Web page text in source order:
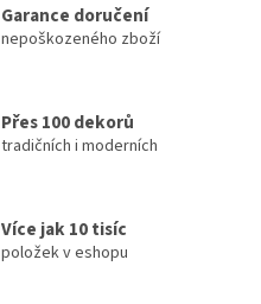
Garance doručení
nepoškozeného zboží
Přes 100 dekorů
tradičních i moderních
Více jak 10 tisíc
položek v eshopu